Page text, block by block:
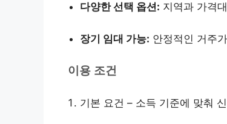
다양한 선택 옵션: 지역과 가격
장기 임대 가능: 안정적인 거주
이용 조건
기본 요건 – 소득 기준에 맞춰